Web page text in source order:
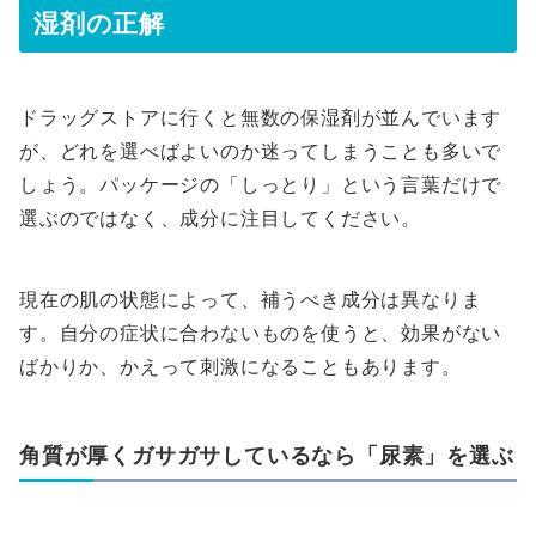
湿剤の正解
ドラッグストアに行くと無数の保湿剤が並んでいます
が、どれを選べばよいのか迷ってしまうことも多いで
しょう。パッケージの「しっとり」という言葉だけで
選ぶのではなく、成分に注目してください。
現在の肌の状態によって、補うべき成分は異なりま
す。自分の症状に合わないものを使うと、効果がない
ばかりか、かえって刺激になることもあります。
角質が厚くガサガサしているなら「尿素」を選ぶ